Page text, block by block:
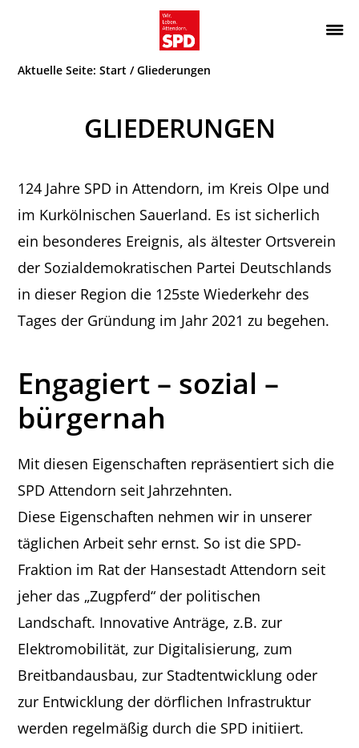
springen
springen
SPD
Leben.
Aktuelle Seite:Start /Gliederungen
GLIEDERUNGEN
124 Jahre SPD in Attendorn, im Kreis Olpe und
im Kurkölnischen Sauerland. Es ist sicherlich
ein besonderes Ereignis, als ältester Ortsverein
der Sozialdemokratischen Partei Deutschlands
in dieser Region die 125ste Wiederkehr des
Tages der Gründung im Jahr 2021 zu begehen.
Engagiert – sozial –
bürgernah
Mit diesen Eigenschaften repräsentiert sich die
SPD Attendorn seit Jahrzehnten.
Diese Eigenschaften nehmen wir in unserer
täglichen Arbeit sehr ernst. So ist die SPD-
Fraktion im Rat der Hansestadt Attendorn seit
jeher das „Zugpferd“ der politischen
Landschaft. Innovative Anträge, z.B. zur
Elektromobilität, zur Digitalisierung, zum
Breitbandausbau, zur Stadtentwicklung oder
zur Entwicklung der dörflichen Infrastruktur
werden regelmäßig durch die SPD initiiert.